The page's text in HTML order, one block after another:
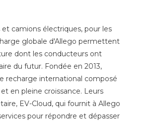
camions électriques, pour les
globale d'Allego permettent
dont les conducteurs ont
du futur. Fondée en 2013,
recharge international composé
en pleine croissance. Leurs
EV-Cloud, qui fournit à Allego
pour répondre et dépasser